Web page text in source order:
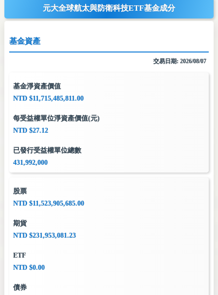
元大全球航太與防衛科技ETF基金成分
基金資產
交易日期: 2026/08/07
基金淨資產價值
NTD $11,715,485,811.00
每受益權單位淨資產價值(元)
NTD $27.12
已發行受益權單位總數
431,992,000
股票
NTD $11,523,905,685.00
期貨
NTD $231,953,081.23
ETF
NTD $0.00
債券